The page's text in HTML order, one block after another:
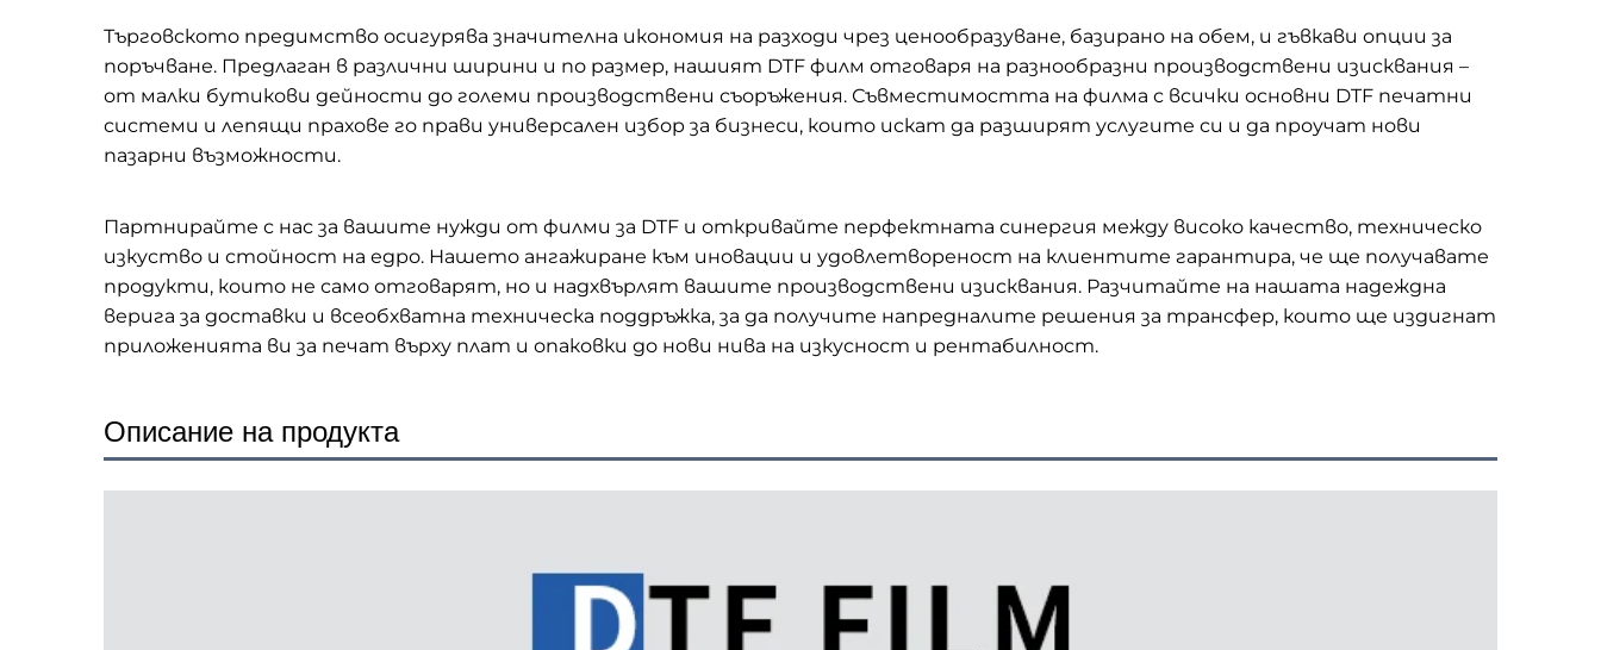
Търговското предимство осигурява значителна икономия на разходи чрез ценообразуване, базирано на обем, и гъвкави опции за
поръчване. Предлаган в различни ширини и по размер, нашият DTF филм отговаря на разнообразни производствени изисквания –
от малки бутикови дейности до големи производствени съоръжения. Съвместимостта на филма с всички основни DTF печатни
системи и лепящи прахове го прави универсален избор за бизнеси, които искат да разширят услугите си и да проучат нови
пазарни възможности.
Партнирайте с нас за вашите нужди от филми за DTF и откривайте перфектната синергия между високо качество, техническо
изкуство и стойност на едро. Нашето ангажиране към иновации и удовлетвореност на клиентите гарантира, че ще получавате
продукти, които не само отговарят, но и надхвърлят вашите производствени изисквания. Разчитайте на нашата надеждна
верига за доставки и всеобхватна техническа поддръжка, за да получите напредналите решения за трансфер, които ще издигнат
приложенията ви за печат върху плат и опаковки до нови нива на изкусност и рентабилност.
Описание на продукта